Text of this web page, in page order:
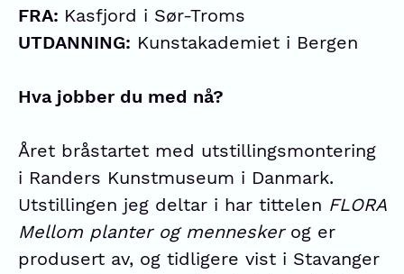
FRA: Kasfjord i Sør-Troms
UTDANNING: Kunstakademiet i Bergen
Hva jobber du med nå?
Året bråstartet med utstillingsmontering
i Randers Kunstmuseum i Danmark.
Utstillingen jeg deltar i har tittelen FLORA
Mellom planter og menneskerog er
produsert av, og tidligere vist i Stavanger